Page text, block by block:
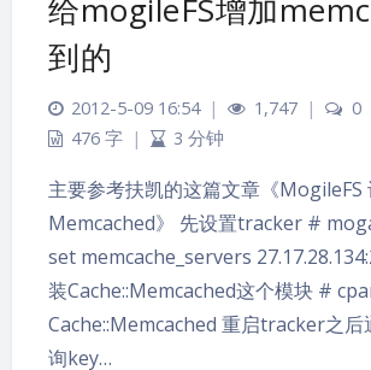
给mogileFS增加
到的
2012-5-09 16:54 | 1,747 | 0
476 字 | 3 分钟
主要参考扶凯的这篇文章《MogileFS
Memcached》 先设置tracker #
set memcache_servers
装Cache::Memcached这个模块 #
Cache::Memcached 重启tracker之后
询key…